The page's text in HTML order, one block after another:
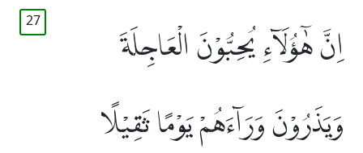
27
اِنَّ هٰٓؤُلَاۤءِ يُحِبُّوْنَ الْعَاجِلَةَ
وَيَذَرُوْنَ وَرَاۤءَهُمْ يَوْمًا ثَقِيْلًا